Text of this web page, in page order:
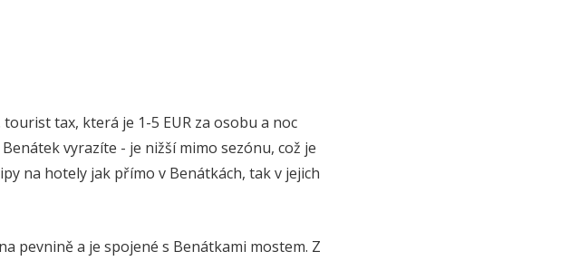
tax, která je 1-5 EUR za osobu a noc
vyrazíte - je nižší mimo sezónu, což je
na hotely jak přímo v Benátkách, tak v jejich
pevnině a je spojené s Benátkami mostem. Z